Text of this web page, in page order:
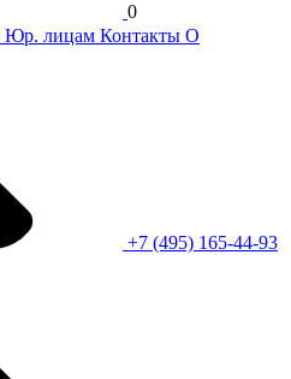
0
Юр. лицам Контакты О
+7 (495) 165-44-93